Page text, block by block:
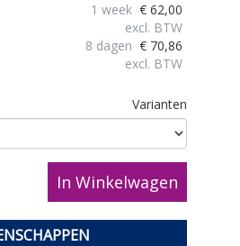
8 dagen € 70,86
excl. BTW
1 week € 62,00
excl. BTW
Varianten
In Winkelwagen